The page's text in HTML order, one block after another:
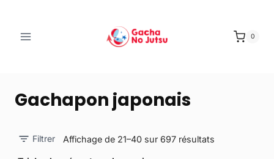
0
Gachapon japonais
Filtrer Affichage de 21–40 sur 697 résultats